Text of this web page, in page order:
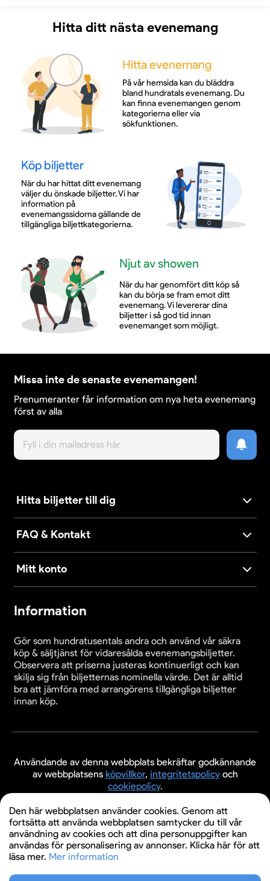
Hitta ditt nästa evenemang
Hitta evenemang
På vår hemsida kan du bläddra
bland hundratals evenemang. Du
kan finna evenemangen genom
kategorierna eller via
sökfunktionen.
Köp biljetter
När du har hittat ditt evenemang
väljer du önskade biljetter. Vi har
information på
evenemangssidorna gällande de
tillgängliga biljettkategorierna.
Njut av showen
När du har genomfört ditt köp så
kan du börja se fram emot ditt
evenemang. Vi levererar dina
biljetter i så god tid innan
evenemanget som möjligt.
Missa inte de senaste evenemangen!
Prenumeranter får information om nya heta evenemang
först av alla
Hitta biljetter till dig
FAQ & Kontakt
Mitt konto
Information
Gör som hundratusentals andra och använd vår säkra
köp & säljtjänst för vidaresålda evenemangsbiljetter.
Observera att priserna justeras kontinuerligt och kan
skilja sig från biljetternas nominella värde. Det är alltid
bra att jämföra med arrangörens tillgängliga biljetter
innan köp.
Användande av denna webbplats bekräftar godkännande
av webbplatsens köpvillkor, integritetspolicyoch
cookiepolicy.
© 2026 Evenemangsbiljetter.se
Den här webbplatsen använder cookies. Genom att
fortsätta att använda webbplatsen samtycker du till vår
användning av cookies och att dina personuppgifter kan
användas för personalisering av annonser. Klicka här för att
läsa mer. Mer information